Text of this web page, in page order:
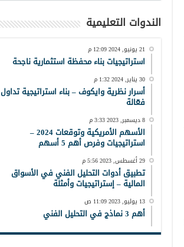
الندوات التعليمية
21 يونيو, 2024 12:09 م
استراتيجيات بناء محفظة استثمارية ناجحة
30 يناير, 2024 1:32 م
أسرار نظرية وايكوف – بناء استراتيجية تداول
فعّالة
8 ديسمبر, 2023 3:33 م
الأسهم الأمريكية وتوقعات 2024 –
استراتيجيات وفرص أهم 5 أسهم
29 أغسطس, 2023 5:56 م
تطبيق أدوات التحليل الفني في الأسواق
المالية – إستراتيجيات وأمثلة
13 يوليو, 2023 11:09 ص
أهم 3 نماذج في التحليل الفني